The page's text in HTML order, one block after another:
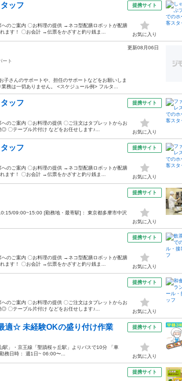
ッフ
のご案内 〇お料理の提供 →ネコ型配膳ロボットが配膳
ます！ 〇お会計 →伝票をかざすと釣り銭ま...
提携サイト
お気に入り
ート
子さんのサポートや、担任のサポートなどをお願いしま
務は一切ありません。 <スケジュール例> フルタ...
更新08月06日
ッフ
のご案内 〇お料理の提供 〇ご注文はタブレットからお
〇テーブル片付け などをお任せします♪...
提携サイト
お気に入り
ッフ
のご案内 〇お料理の提供 →ネコ型配膳ロボットが配膳
ます！ 〇お会計 →伝票をかざすと釣り銭ま...
提携サイト
お気に入り
09:00~15:00 [勤務地・最寄駅]： 東京都多摩市中沢
提携サイト
お気に入り
のご案内 〇お料理の提供 →ネコ型配膳ロボットが配膳
ます！ 〇お会計 →伝票をかざすと釣り銭ま...
提携サイト
お気に入り
のご案内 〇お料理の提供 〇ご注文はタブレットからお
〇テーブル片付け などをお任せします♪...
提携サイト
お気に入り
適☆ 未経験OKの盛り付け作業
」・京王線「聖蹟桜ヶ丘駅」よりバスで10分 「車
務日時： 週1日~ 06:00〜...
提携サイト
お気に入り
提携サイト